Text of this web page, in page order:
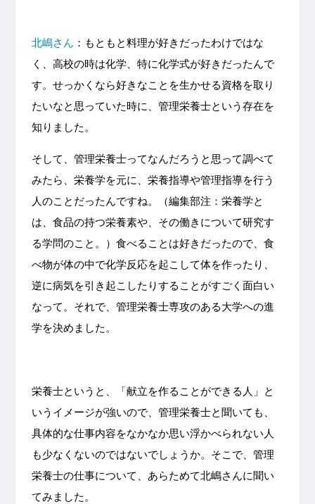
北嶋さん ：もともと料理が好きだったわけではな
く、高校の時は化学、特に化学式が好きだったんで
す。せっかくなら好きなことを生かせる資格を取り
たいなと思っていた時に、管理栄養士という存在を
知りました。
そして、管理栄養士ってなんだろうと思って調べて
みたら、栄養学を元に、栄養指導や管理指導を行う
人のことだったんですね。（編集部注：栄養学と
は、食品の持つ栄養素や、その働きについて研究す
る学問のこと。）食べることは好きだったので、食
べ物が体の中で化学反応を起こして体を作ったり、
逆に病気を引き起こしたりすることがすごく面白い
なって。それで、管理栄養士専攻のある大学への進
学を決めました。
栄養士というと、「献立を作ることができる人」と
いうイメージが強いので、管理栄養士と聞いても、
具体的な仕事内容をなかなか思い浮かべられない人
も少なくないのではないでしょうか。そこで、管理
栄養士の仕事について、あらためて北嶋さんに聞い
てみました。